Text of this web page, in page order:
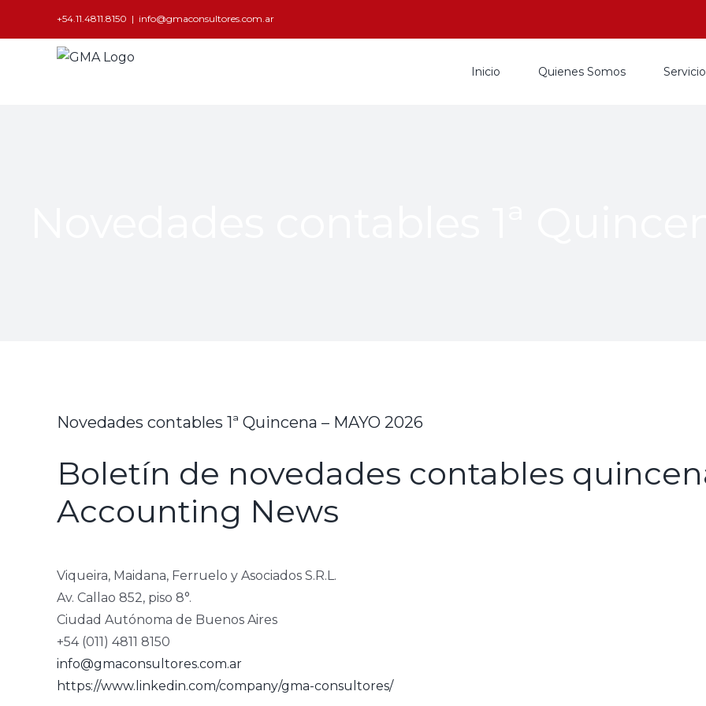
+54.11.4811.8150 | info@gmaconsultores.com.ar
Inicio Quienes Somos
Novedades contables 1ª Quincena – MAYO 2026
Boletín de novedades contables
Accounting News
Viqueira, Maidana, Ferruelo y Asociados S.R.L.
Av. Callao 852, piso 8°.
Ciudad Autónoma de Buenos Aires
+54 (011) 4811 8150
info@gmaconsultores.com.ar
https://www.linkedin.com/company/gma-consultores/